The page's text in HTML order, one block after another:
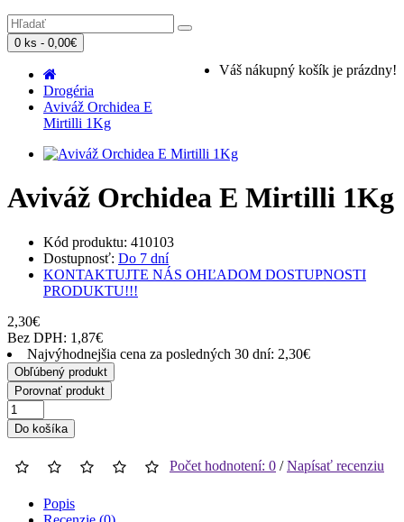
0 ks - 0,00€
Váš nákupný košík je prázdny!
Drogéria
Aviváž Orchidea E
Mirtilli 1Kg
Aviváž Orchidea E Mirtilli 1Kg
Kód produktu: 410103
Dostupnosť: Do 7 dní
KONTAKTUJTE NÁS OHĽADOM DOSTUPNOSTI
PRODUKTU!!!
2,30€
Bez DPH: 1,87€
Najvýhodnejšia cena za posledných 30 dní: 2,30€
Obľúbený produkt
Porovnať produkt
Do košíka
Počet hodnotení: 0 /Napísať recenziu
Popis